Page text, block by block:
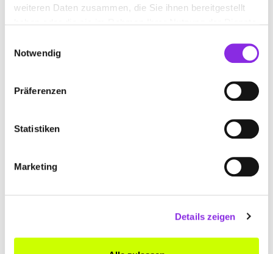
weiteren Daten zusammen, die Sie ihnen bereitgestellt
Notwendig
Präferenzen
Statistiken
Marketing
Details zeigen
Oberstraße 1a | 36452 Kaltennordheim DE
Wiesenweg 9
bautischlerei-dirk-wiegand.weblocator.de